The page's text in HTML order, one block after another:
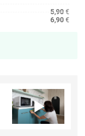
5,90€
6,90€